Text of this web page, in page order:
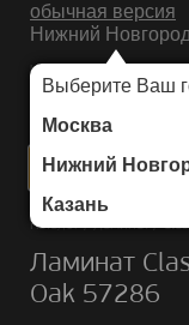
обычная версия
Нижний Новгород
Выберите Ваш
Москва
Нижний
Казань
ИНТЕРНЕТ-МАГАЗИН
Каталог/Ламинат/
Ламинат
Oak 57286